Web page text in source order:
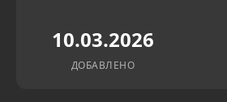
10.03.2026
ДОБАВЛЕНО